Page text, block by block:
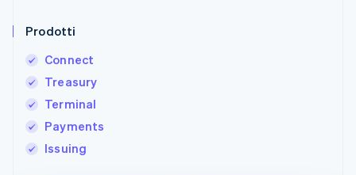
Prodotti
Connect
Treasury
Terminal
Payments
Issuing